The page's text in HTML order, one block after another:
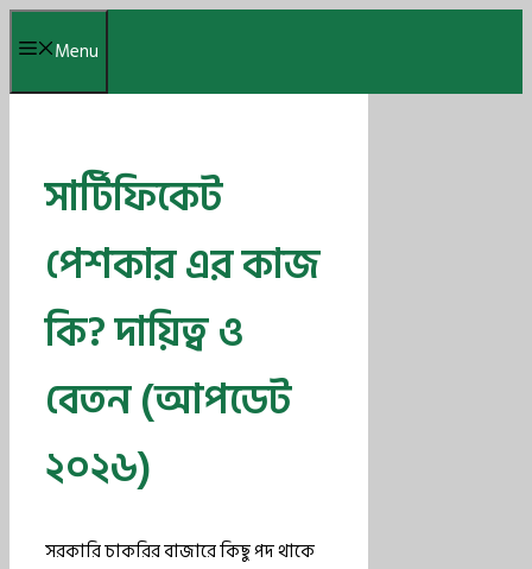
to
Menu
সার্টিফিকেট
পেশকার এর কাজ
কি? দায়িত্ব ও
বেতন (আপডেট
২০২৬)
সরকারি চাকরির বাজারে কিছু পদ থাকে